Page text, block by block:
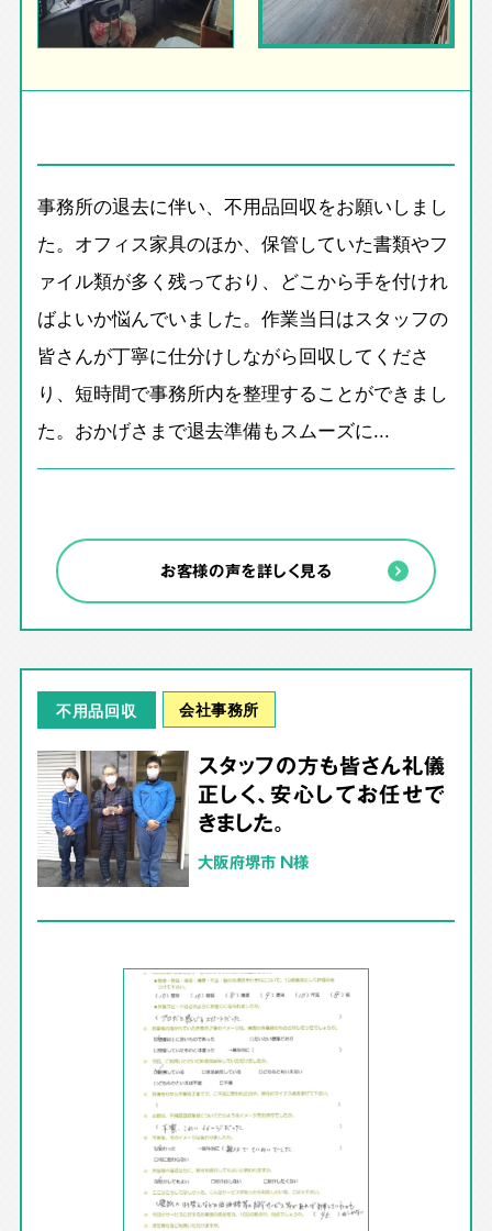
事務所の退去に伴い、不用品回収をお願いしまし
た。オフィス家具のほか、保管していた書類やフ
ァイル類が多く残っており、どこから手を付けれ
ばよいか悩んでいました。作業当日はスタッフの
皆さんが丁寧に仕分けしながら回収してくださ
り、短時間で事務所内を整理することができまし
た。おかげさまで退去準備もスムーズに...
お客様の声を詳しく見る
不用品回収 会社事務所
スタッフの方も皆さん礼儀
正しく、安心してお任せで
きました。
大阪府堺市 N様